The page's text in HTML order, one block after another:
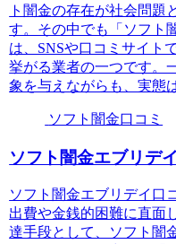
ト闇金の存在が社会問題
す。その中でも「ソフト
は、SNSや口コミサイト
挙がる業者の一つです。
象を与えながらも、実態
ソフト闇金口コミ
ソフト闇金エブリデ
ソフト闇金エブリデイ口
出費や金銭的困難に直面
達手段として、ソフト闇